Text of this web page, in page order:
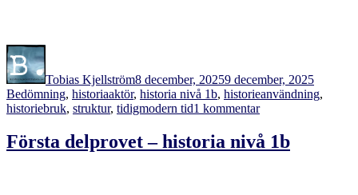
Tobias Kjellström8 december, 20259 december, 2025
Bedömning, historiaEtiketter
aktör, historia nivå 1b, historieanvändning,
historiebruk, struktur, tidigmodern tid1 kommentartill
på
provet
Första delprovet – historia nivå 1b